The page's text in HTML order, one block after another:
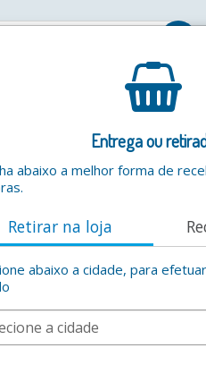
Entrega ou
abaixo a melhor forma de
Retirar na loja
abaixo a cidade, para